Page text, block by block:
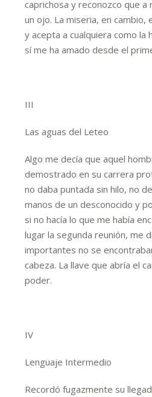
caprichosa y reconozco que a
un ojo. La miseria, en cambio,
y acepta a cualquiera como la
sí me ha amado desde el
III
Las aguas del Leteo
Algo me decía que aquel
demostrado en su carrera
no daba puntada sin hilo, no
manos de un desconocido y
si no hacía lo que me había
lugar la segunda reunión, me
importantes no se
cabeza. La llave que abría el
poder.
IV
Lenguaje Intermedio
Recordó fugazmente su